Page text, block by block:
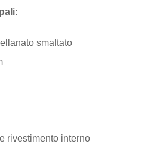
smaltato
rivestimento interno